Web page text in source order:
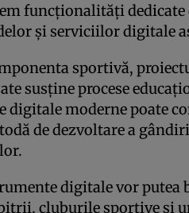
funcționalități
și serviciilor digitale
sportivă,
susține procese
digitale moderne poate
de dezvoltare a
digitale vor
cluburile sportive și